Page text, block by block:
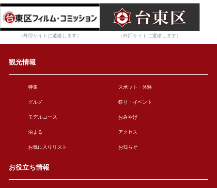
（外部サイトに遷移します） （外部サイトに遷移します）
観光情報
特集 スポット・体験
グルメ 祭り・イベント
モデルコース おみやげ
泊まる アクセス
お気に入りリスト お知らせ
お役立ち情報